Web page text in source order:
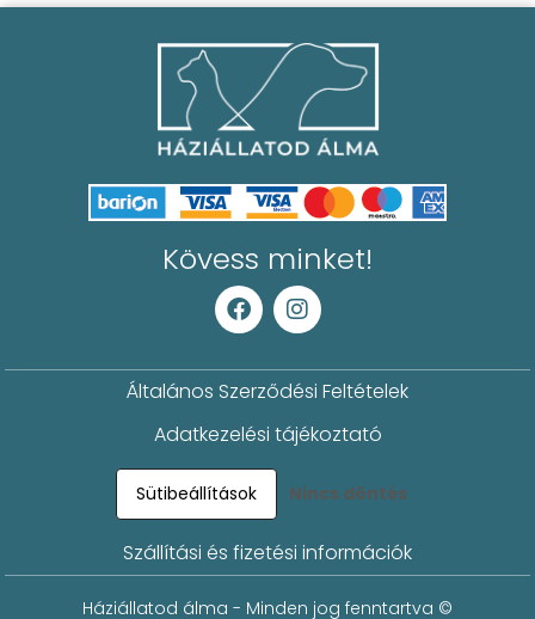
Kövess minket!
Általános Szerződési Feltételek
Adatkezelési tájékoztató
Sütibeállítások Nincs döntés
Szállítási és fizetési információk
Háziállatod álma - Minden jog fenntartva ©